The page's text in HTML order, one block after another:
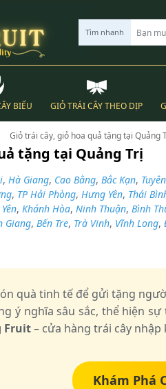
Tìm nhanh
BIẾU GIỎ TRÁI CÂY THEO DỊP
Giỏ trái cây, giỏ hoa quả tặng tại Quảng
tặng tại Quảng Trị
, Hà Giang, Cao Bằng, Bắc Kạn,
, TP Hải Phòng, Hưng Yên, Thái
, Khánh Hòa, Ninh Thuận, Bình
Giang, Bến Tre, Trà Vinh, Vĩnh Long,
quà tinh tế để gửi tặng
ý nghĩa sâu sắc, thể hiện
Fruit– cửa hàng trái cây
Khám Phá